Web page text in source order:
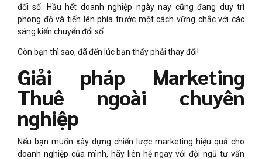
đổi số. Hầu hết doanh nghiệp ngày nay cũng đang duy trì
phong độ và tiến lên phía trước một cách vững chắc với các
sáng kiến ​​chuyển đổi số.
Còn bạn thì sao, đã đến lúc bạn thấy phải thay đổi!
Giải pháp Marketing
Thuê ngoài chuyên
nghiệp
Nếu bạn muốn xây dựng chiến lược marketing hiệu quả cho
doanh nghiệp của mình, hãy liên hệ ngay với đội ngũ tư vấn